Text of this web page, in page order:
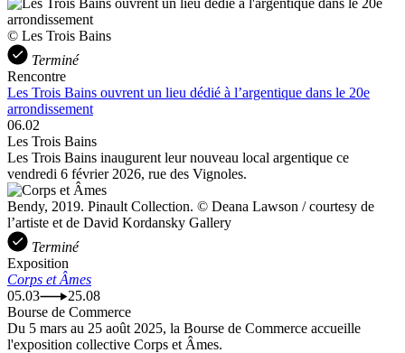
© Les Trois Bains
Terminé
Rencontre
Les Trois Bains ouvrent un lieu dédié à l’argentique dans le 20e
arrondissement
06.02
Les Trois Bains
Les Trois Bains inaugurent leur nouveau local argentique ce
vendredi 6 février 2026, rue des Vignoles.
Bendy, 2019. Pinault Collection. © Deana Lawson / courtesy de
l’artiste et de David Kordansky Gallery
Terminé
Exposition
Corps et Âmes
05.03
25.08
Bourse de Commerce
Du 5 mars au 25 août 2025, la Bourse de Commerce accueille
l'exposition collective Corps et Âmes.